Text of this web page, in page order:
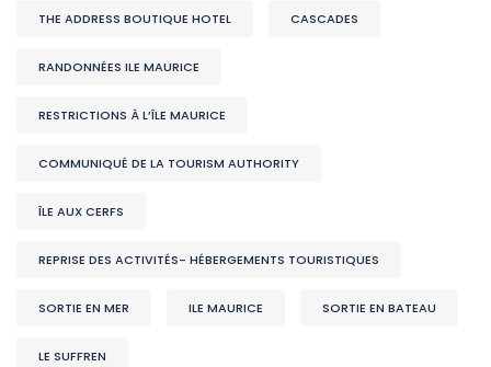
THE ADDRESS BOUTIQUE HOTEL CASCADES
RANDONNÉES ILE MAURICE
RESTRICTIONS À L’ÎLE MAURICE
COMMUNIQUÉ DE LA TOURISM AUTHORITY
ÎLE AUX CERFS
REPRISE DES ACTIVITÉS- HÉBERGEMENTS TOURISTIQUES
SORTIE EN MER ILE MAURICE SORTIE EN BATEAU
LE SUFFREN